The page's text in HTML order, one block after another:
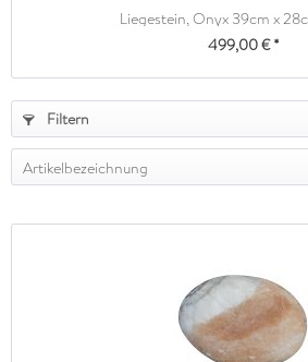
Liegestein, Onyx 39cm x
499,00 € *
Filtern
Artikelbezeichnung